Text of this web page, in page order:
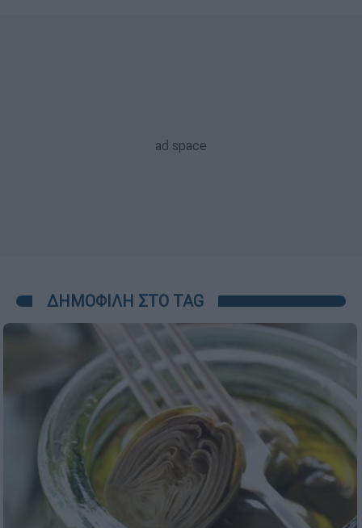
ΔΗΜΟΦΙΛΗ ΣΤΟ TAG